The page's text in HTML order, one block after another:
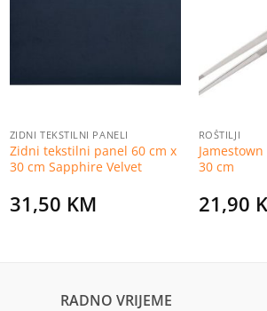
ZIDNI TEKSTILNI PANELI
Zidni tekstilni panel 60 cm x
30 cm Sapphire Velvet
31,50 KM
ROŠTILJI
30 cm
21,90
RADNO VRIJEME